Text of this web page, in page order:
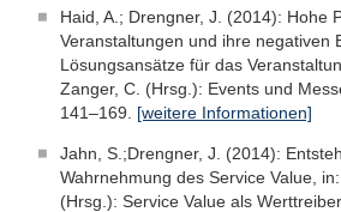
Haid, A.; Drengner, J. (2014): Hohe
Veranstaltungen und ihre negativen
Lösungsansätze für das
Zanger, C. (Hrsg.): Events und
141–169. [weitere Informationen]
Jahn, S.;Drengner, J. (2014):
Wahrnehmung des Service Value,
(Hrsg.): Service Value als